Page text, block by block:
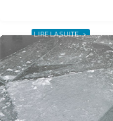
LIRE LA SUITE"ACTUALITÉ
PHOTO
DE
LA
MI-
OCTOBRE
2018
CARTE
ROCKS !"
2017
–
CARTE
TIMOR
ROCKS !"